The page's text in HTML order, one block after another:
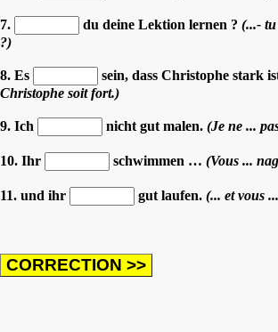
7. du deine Lektion lernen ? (...-
?)
8. Es sein, dass Christophe stark
Christophe soit fort.)
9. Ich nicht gut malen. (Je ne ...
10. Ihr schwimmen … (Vous ...
11. und ihr gut laufen. (... et vous